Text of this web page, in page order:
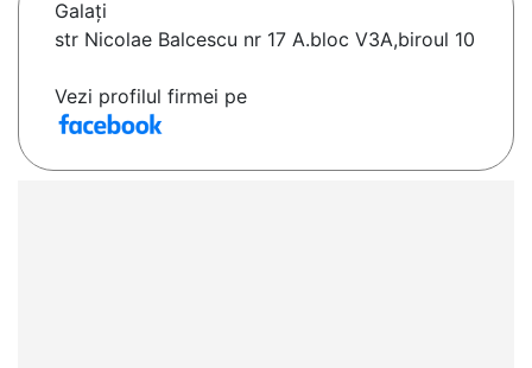
Galaţi
str Nicolae Balcescu nr 17 A.bloc V3A,biroul 10
Vezi profilul firmei pe